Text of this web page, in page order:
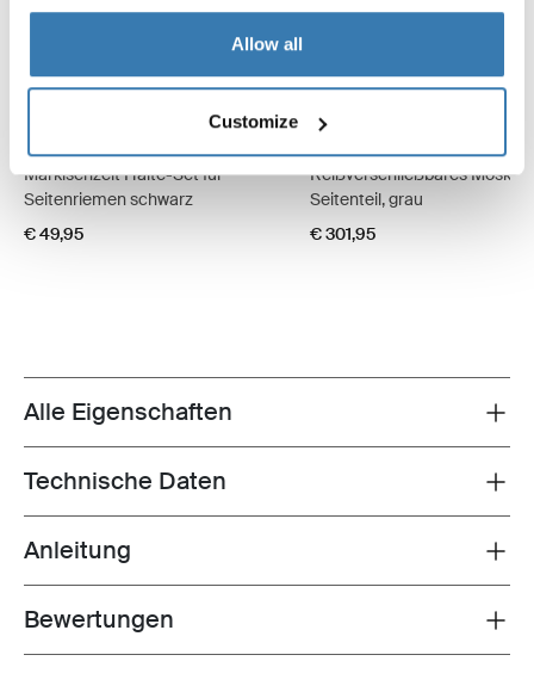
Allow all
Customize
Thule hold down side strap kit
Markisenzelt Halte-Set für
Seitenriemen schwarz
€ 49,95
Thule Mosquito Panorama
Reißverschließbares
Seitenteil, grau
€ 301,95
Toggle features
Alle Eigenschaften
Toggle techspec
Technische Daten
Toggle guides and instructions
Anleitung
Toggle overview
Bewertungen